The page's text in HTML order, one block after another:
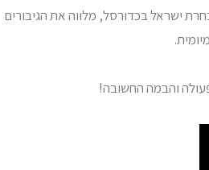
ישראל בכדורסל, מלווה את הגיבורים
והבמה החשובה!